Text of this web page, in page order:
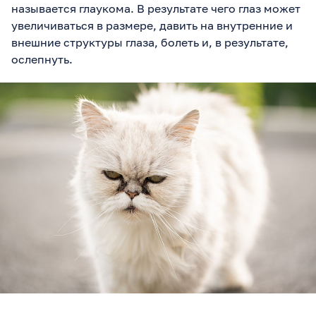
называется глаукома. В результате чего глаз может
увеличиваться в размере, давить на внутренние и
внешние структуры глаза, болеть и, в результате,
ослепнуть.